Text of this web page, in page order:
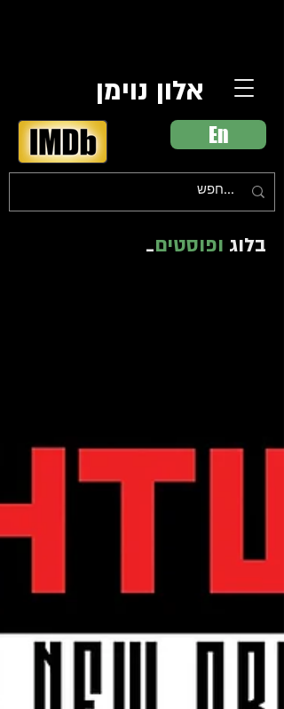
אלון נוימן
En
בלוג ופוסטים_